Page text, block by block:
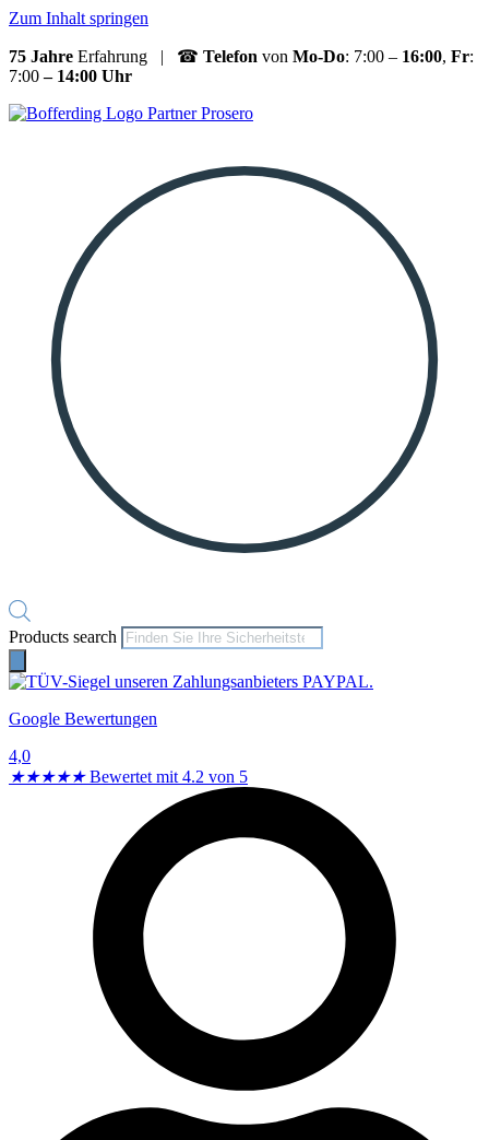
Zum Inhalt springen
75 Jahre Erfahrung | ☎ Telefon von Mo-Do: 7:00 – 16:00, Fr:
7:00– 14:00 Uhr
Products search
Google Bewertungen
4,0
★★★★★ Bewertet mit 4.2 von 5